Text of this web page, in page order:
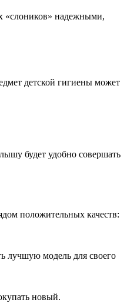
«слоников» надежными,
детской гигиены может
будет удобно совершать
положительных качеств:
лучшую модель для своего
новый.